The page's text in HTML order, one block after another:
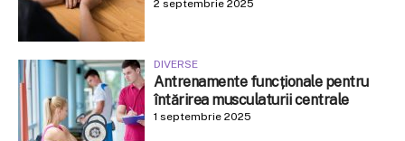
2 septembrie 2025
DIVERSE
Antrenamente funcționale pentru
întărirea musculaturii centrale
1 septembrie 2025